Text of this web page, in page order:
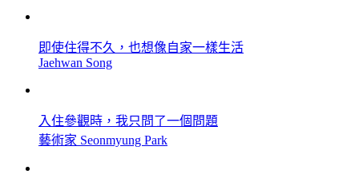
即使住得不久，也想像自家一樣生活
Jaehwan Song
入住參觀時，我只問了一個問題
藝術家 Seonmyung Park